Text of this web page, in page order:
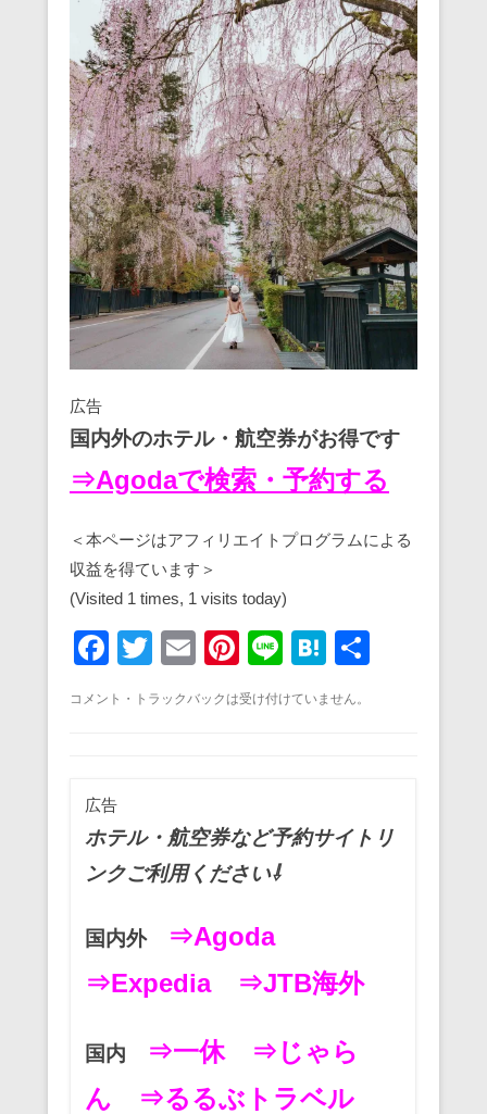
広告
国内外のホテル・航空券がお得です
⇒Agodaで検索・予約する
＜本ページはアフィリエイトプログラムによる
収益を得ています＞
(Visited 1 times, 1 visits today)
F
c
b
o
o
k
T
tt
E
ail
Pi
nt
er
Li
e
H
e
コメント・トラックバックは受け付けていません。
広告
ホテル・航空券など予約サイトリ
ンクご利用ください⇩
国内外
⇒Agoda
⇒Expedia
⇒JTB海外
国内 ⇒一休
⇒じゃら
ん
⇒るるぶトラベル